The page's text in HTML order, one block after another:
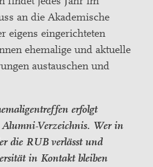
an die Akademische
eigens eingerichteten
ehemalige und aktuelle
austauschen und
erfolgt
Alumni-Verzeichnis. Wer in
die RUB verlässt und
in Kontakt bleiben